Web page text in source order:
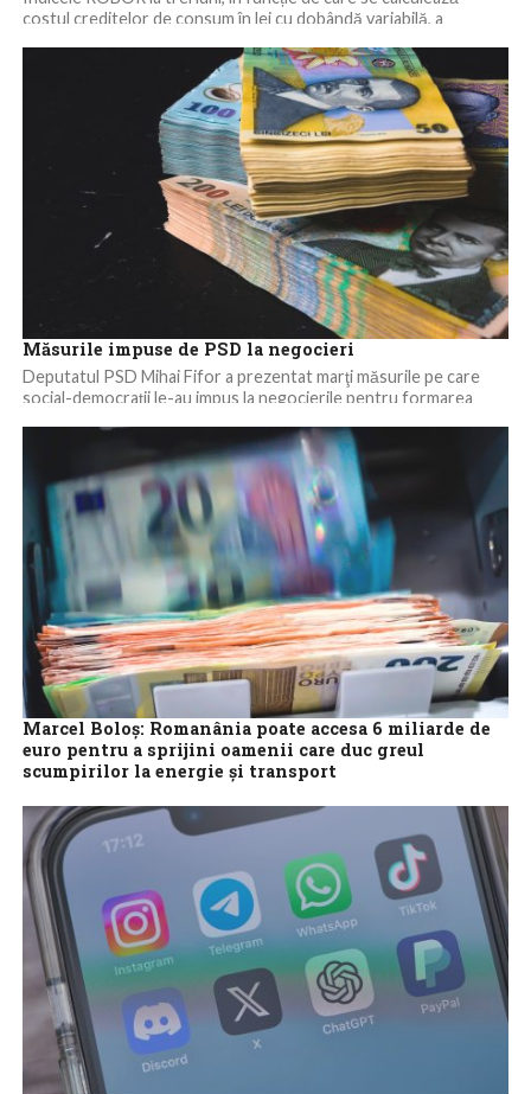
costul creditelor de consum în lei cu dobândă variabilă, a
Măsurile impuse de PSD la negocieri
Deputatul PSD Mihai Fifor a prezentat marţi măsurile pe care
social-democraţii le-au impus la negocierile pentru formarea
Marcel Boloş: Romanânia poate accesa 6 miliarde de
euro pentru a sprijini oamenii care duc greul
scumpirilor la energie şi transport
anunţă că 6 miliarde de euro poate accesa România, în perioada
următoare, pentru a sprijini...